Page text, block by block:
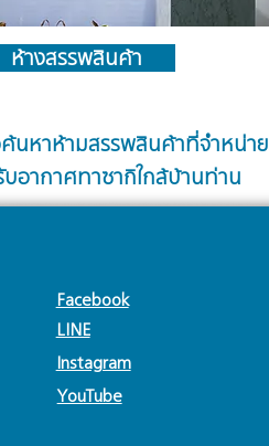
ห้างสรรพสินค้า
นหาห้ามสรรพสินค้าที่จำหน่าย
บอากาศทาซากิใกล้บ้านท่าน
Facebook
LINE
Instagram
YouTube